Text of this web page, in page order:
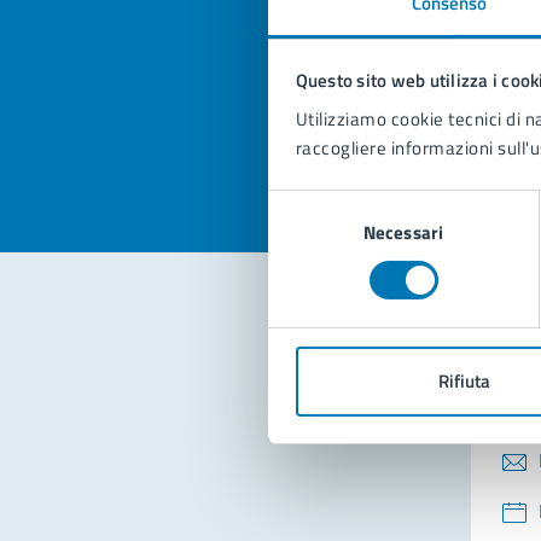
Questo sito web utilizza i
Utilizziamo cookie tecnici di
raccogliere informazioni
consenso
Necessari
Rifiuta